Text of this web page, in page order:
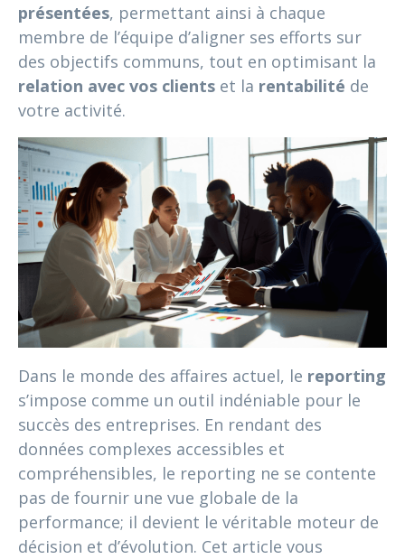
présentées, permettant ainsi à chaque
membre de l’équipe d’aligner ses efforts sur
des objectifs communs, tout en optimisant la
relation avec vos clients et la rentabilité de
votre activité.
Dans le monde des affaires actuel, le reporting
s’impose comme un outil indéniable pour le
succès des entreprises. En rendant des
données complexes accessibles et
compréhensibles, le reporting ne se contente
pas de fournir une vue globale de la
performance; il devient le véritable moteur de
décision et d’évolution. Cet article vous